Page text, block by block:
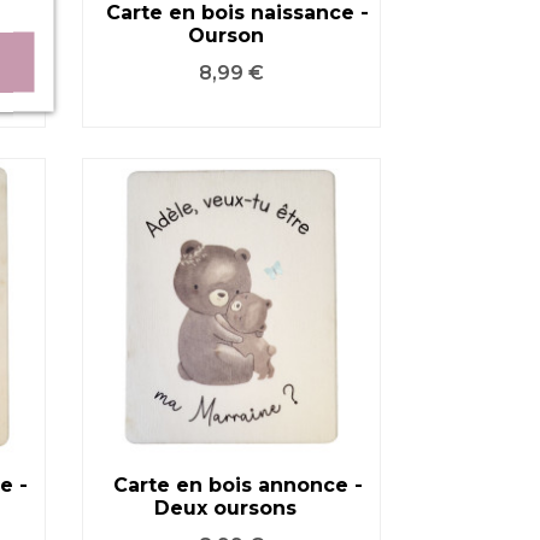
Carte en bois naissance -
Ourson
Prix
8,99 €
VOIR LE PRODUIT
-
Carte en bois annonce -
Deux oursons
VOIR LE PRODUIT